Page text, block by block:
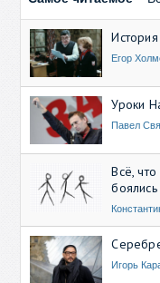
Егор
Уроки
Павел
Всё,
боялись
Игорь